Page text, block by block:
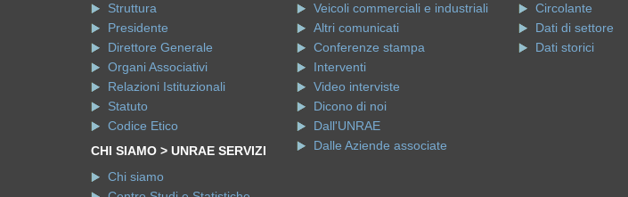
Struttura
Presidente
Direttore Generale
Organi Associativi
Relazioni Istituzionali
Statuto
Codice Etico
CHI SIAMO > UNRAE SERVIZI
Chi siamo
Veicoli commerciali e industriali
Altri comunicati
Conferenze stampa
Interventi
Video interviste
Dicono di noi
Dall'UNRAE
Dalle Aziende associate
Circolante
Dati di settore
Dati storici